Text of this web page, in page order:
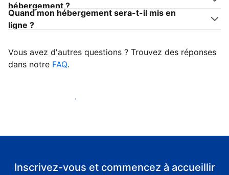
hébergement ?
Quand mon hébergement sera-t-il mis en
ligne ?
Vous avez d'autres questions ? Trouvez des réponses
dans notre FAQ.
Accueillir mes premiers clients
Inscrivez-vous et commencez à accueillir